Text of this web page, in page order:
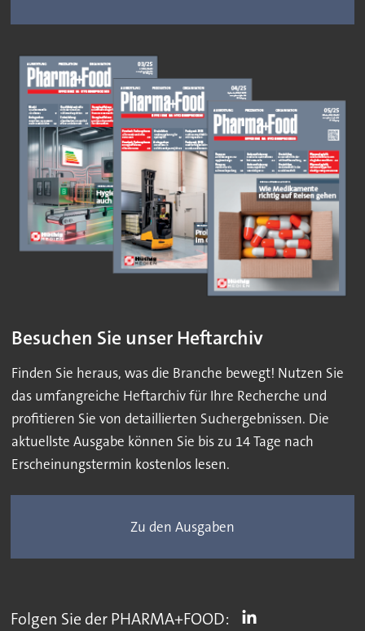
Besuchen Sie unser Heftarchiv
Finden Sie heraus, was die Branche bewegt! Nutzen Sie
das umfangreiche Heftarchiv für Ihre Recherche und
profitieren Sie von detaillierten Suchergebnissen. Die
aktuellste Ausgabe können Sie bis zu 14 Tage nach
Erscheinungstermin kostenlos lesen.
Zu den Ausgaben
Folgen Sie der PHARMA+FOOD: